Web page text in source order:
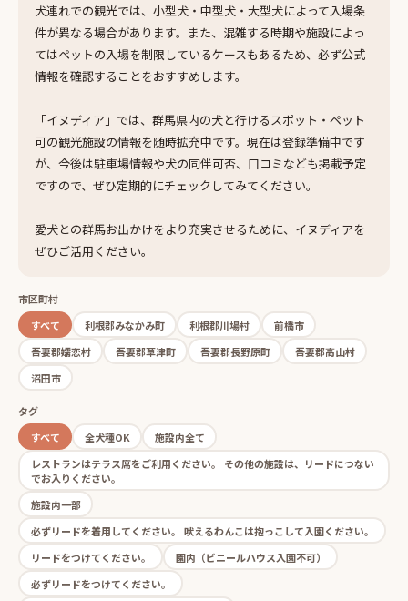
犬連れでの観光では、小型犬・中型犬・大型犬によって入場条
件が異なる場合があります。また、混雑する時期や施設によっ
てはペットの入場を制限しているケースもあるため、必ず公式
情報を確認することをおすすめします。
「イヌディア」では、群馬県内の犬と行けるスポット・ペット
可の観光施設の情報を随時拡充中です。現在は登録準備中です
が、今後は駐車場情報や犬の同伴可否、口コミなども掲載予定
ですので、ぜひ定期的にチェックしてみてください。
愛犬との群馬お出かけをより充実させるために、イヌディアを
ぜひご活用ください。
市区町村
すべて
利根郡みなかみ町 利根郡川場村
前橋市
吾妻郡嬬恋村
吾妻郡草津町 吾妻郡長野原町
吾妻郡高山村
沼田市
タグ
すべて
全犬種OK
施設内全て
レストランはテラス席をご利用ください。 その他の施設は、リードにつない
でお入りください。
施設内一部
必ずリードを着用してください。 吠えるわんこは抱っこして入園ください。
リードをつけてください。
園内（ビニールハウス入園不可）
必ずリードをつけてください。